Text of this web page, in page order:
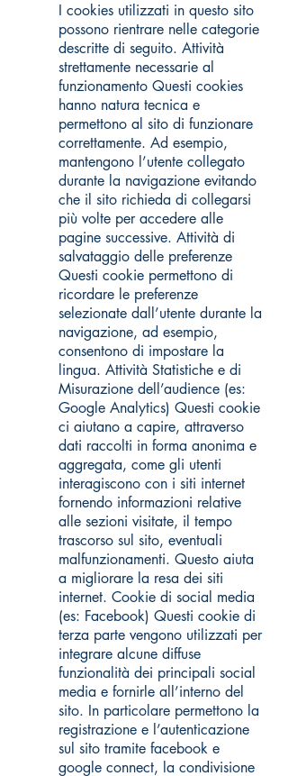
I cookies utilizzati in questo sito
possono rientrare nelle categorie
descritte di seguito. Attività
strettamente necessarie al
funzionamento Questi cookies
hanno natura tecnica e
permettono al sito di funzionare
correttamente. Ad esempio,
mantengono l’utente collegato
durante la navigazione evitando
che il sito richieda di collegarsi
più volte per accedere alle
pagine successive. Attività di
salvataggio delle preferenze
Questi cookie permettono di
ricordare le preferenze
selezionate dall’utente durante la
navigazione, ad esempio,
consentono di impostare la
lingua. Attività Statistiche e di
Misurazione dell’audience (es:
Google Analytics) Questi cookie
ci aiutano a capire, attraverso
dati raccolti in forma anonima e
aggregata, come gli utenti
interagiscono con i siti internet
fornendo informazioni relative
alle sezioni visitate, il tempo
trascorso sul sito, eventuali
malfunzionamenti. Questo aiuta
a migliorare la resa dei siti
internet. Cookie di social media
(es: Facebook) Questi cookie di
terza parte vengono utilizzati per
integrare alcune diffuse
funzionalità dei principali social
media e fornirle all’interno del
sito. In particolare permettono la
registrazione e l’autenticazione
sul sito tramite facebook e
google connect, la condivisione